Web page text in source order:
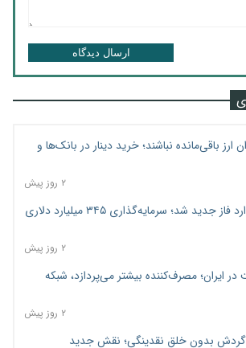
ارسال دیدگاه
ارز باقی‌مانده نباشند؛ خرید دینار در بانک‌ها و
۲ روز پیش
جنگ کریدورها وارد فاز جدید شد؛ سرمایه‌گذاری ۳۴۵ میلیارد دلاری
۲ روز پیش
در ایران؛ مصرف‌کننده بیشتر می‌پردازد، شبکه
۲ روز پیش
گردش بدون خلق نقدینگی؛ نقش جدید